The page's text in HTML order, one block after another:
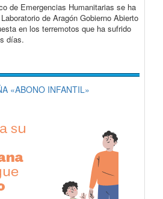
de Emergencias Humanitarias se ha
de Aragón Gobierno Abierto
en los terremotos que ha sufrido
días.
«ABONO INFANTIL»